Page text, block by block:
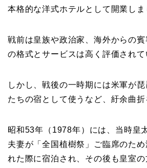
本格的な洋式ホテルとして開業しま
戦前は皇族や政治家、海外からの
の格式とサービスは高く評価されて
しかし、戦後の一時期には米軍が
たちの宿として使うなど、紆余曲折
昭和53年（1978年）には、当時皇
夫妻が「全国植樹祭」ご臨席のた
れた際に宿泊され、その後も皇室